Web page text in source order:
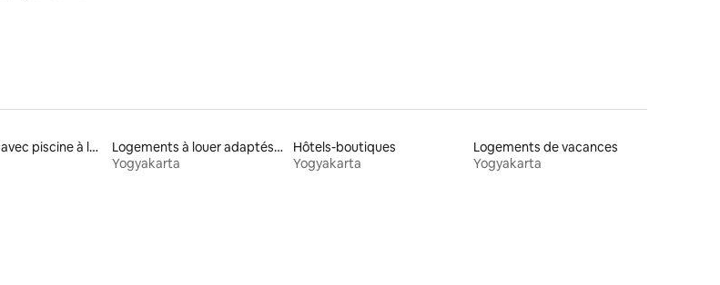
Logements avec piscine à louer
Logements à louer adaptés aux animaux
Yogyakarta
Hôtels-boutiques
Yogyakarta
Logements de vacances
Yogyakarta